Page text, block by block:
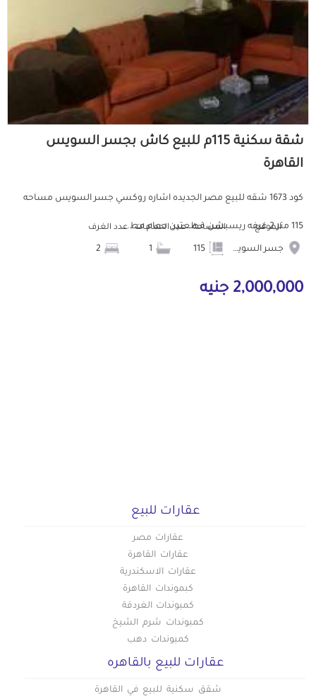
شقة سكنية 115م للبيع كاش بجسر السويس
القاهرة
كود 1673 شقه للبيع مصر الجديده اشاره روكسي جسر السويس مساحه
115 متر 2 غرفه ريسبشن قطعتين حمام مط... الموقع
جسر السويس
المساحة عدد الحمامات عدد الغرف
2,000,000 جنيه
عقارات للبيع
عقارات مصر
عقارات القاهرة
عقارات الاسكندرية
كبموندات القاهرة
كمبوندات الغردقة
كمبوندات شرم الشيخ
كمبوندات دهب
عقارات للبيع بالقاهره
شقق سكنية للبيع في القاهرة